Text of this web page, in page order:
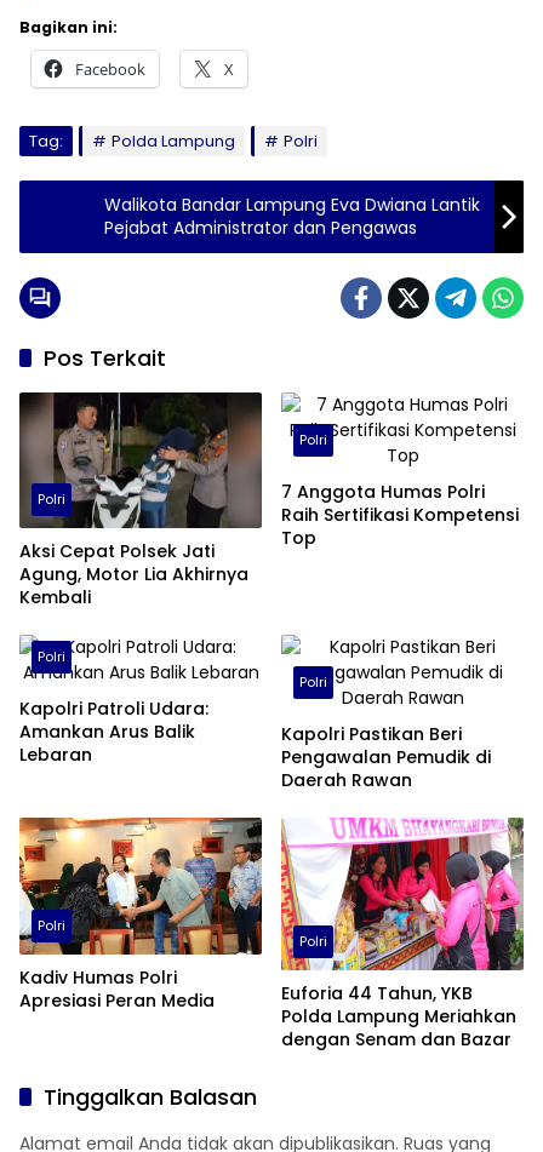
Bagikan ini:
Facebook X
Tag: Polda Lampung Polri
Walikota Bandar Lampung Eva Dwiana Lantik
Pejabat Administrator dan Pengawas
Pos Terkait
Polri
Aksi Cepat Polsek Jati
Agung, Motor Lia Akhirnya
Kembali
Polri
7 Anggota Humas Polri
Raih Sertifikasi Kompetensi
Top
Polri
Kapolri Patroli Udara:
Amankan Arus Balik
Lebaran
Polri
Kapolri Pastikan Beri
Pengawalan Pemudik di
Daerah Rawan
Polri
Kadiv Humas Polri
Apresiasi Peran Media
Polri
Euforia 44 Tahun, YKB
Polda Lampung Meriahkan
dengan Senam dan Bazar
Tinggalkan Balasan
Alamat email Anda tidak akan dipublikasikan. Ruas yang